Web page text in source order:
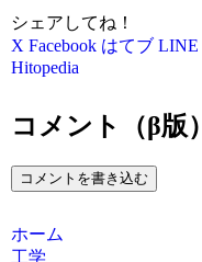
シェアしてね！
X Facebook はてブ LINE
Hitopedia
コメント（β版）
コメントを書き込む
ホーム
工学